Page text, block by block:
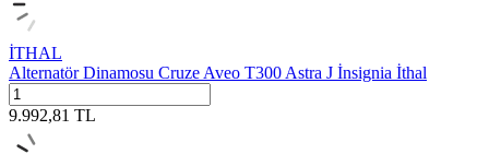
İTHAL
Alternatör Dinamosu Cruze Aveo T300 Astra J İnsignia İthal
9.992,81 TL